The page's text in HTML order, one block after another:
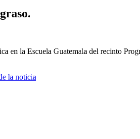
en la Escuela Guatemala del recinto